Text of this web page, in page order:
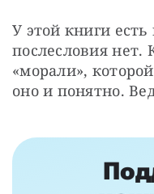
У этой книги
послесловия нет.
«морали»,
оно и понятно.